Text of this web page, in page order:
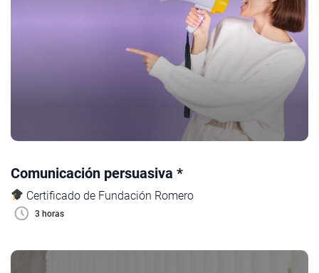
Comunicación persuasiva *
Certificado de Fundación Romero
3 horas